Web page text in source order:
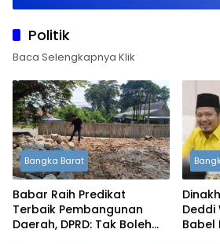
Politik
Baca Selengkapnya Klik
Bangka Barat
Babar Raih Predikat
Terbaik Pembangunan
Daerah, DPRD: Tak Boleh
Deddi
Babel